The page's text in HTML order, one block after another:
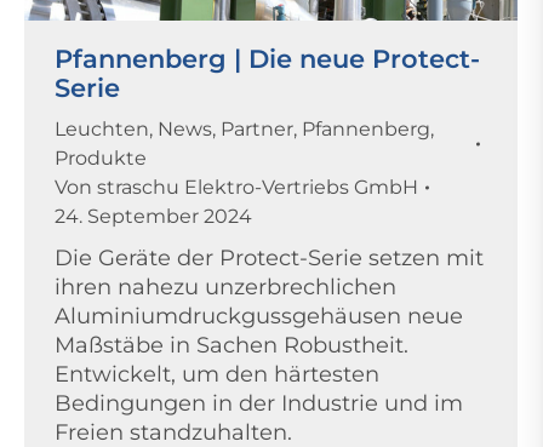
Pfannenberg | Die neue Protect-
Serie
Leuchten, News, Partner, Pfannenberg,
Produkte
Von straschu Elektro-Vertriebs GmbH
24. September 2024
Die Geräte der Protect-Serie setzen mit
ihren nahezu unzerbrechlichen
Aluminiumdruckgussgehäusen neue
Maßstäbe in Sachen Robustheit.
Entwickelt, um den härtesten
Bedingungen in der Industrie und im
Freien standzuhalten.